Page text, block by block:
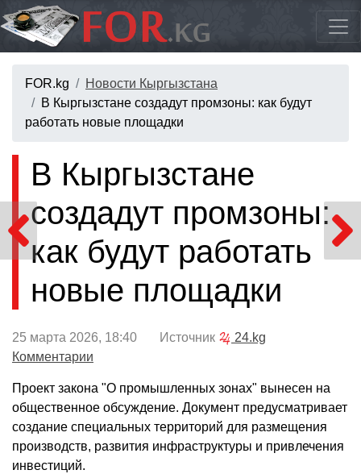
FOR.kg
Новости Кыргызстана
В Кыргызстане создадут промзоны: как будут
работать новые площадки
В Кыргызстане
создадут промзоны:
как будут работать
новые площадки
25 марта 2026, 18:40 Источник
24.kg
Комментарии
Проект закона "О промышленных зонах" вынесен на
общественное обсуждение. Документ предусматривает
создание специальных территорий для размещения
производств, развития инфраструктуры и привлечения
инвестиций.